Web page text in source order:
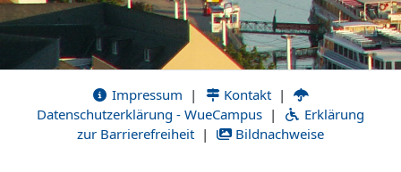
Impressum | Kontakt |
Datenschutzerklärung - WueCampus |
Erklärung
zur Barrierefreiheit | Bildnachweise